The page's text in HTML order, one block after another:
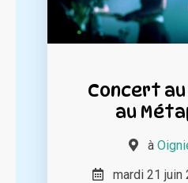
Concert
au
à
mardi 21 juin